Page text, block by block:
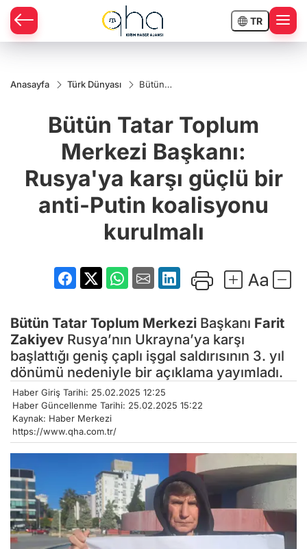
TR
Anasayfa Türk Dünyası
Bütün
Merkezi
Başkanı:
karşı
güçlü bir
anti-Putin
koalisyonu
kurulmalı
Bütün Tatar Toplum
Merkezi Başkanı:
Rusya'ya karşı güçlü bir
anti-Putin koalisyonu
kurulmalı
Bütün Tatar Toplum Merkezi Başkanı Farit
Zakiyev Rusya’nın Ukrayna’ya karşı
başlattığı geniş çaplı işgal saldırısının 3. yıl
dönümü nedeniyle bir açıklama yayımladı.
Haber Giriş Tarihi: 25.02.2025 12:25
Haber Güncellenme Tarihi: 25.02.2025 15:22
Kaynak: Haber Merkezi
https://www.qha.com.tr/